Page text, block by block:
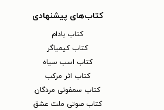
کتاب‌های پیشنهادی
کتاب بادام
کتاب کیمیاگر
کتاب اسب سیاه
کتاب اثر مرکب
کتاب سمفونی مردگان
کتاب صوتی ملت عشق